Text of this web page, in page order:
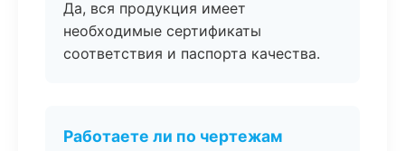
Да, вся продукция имеет
необходимые сертификаты
соответствия и паспорта качества.
Работаете ли по чертежам